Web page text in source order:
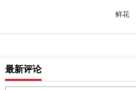
鲜花
最新评论